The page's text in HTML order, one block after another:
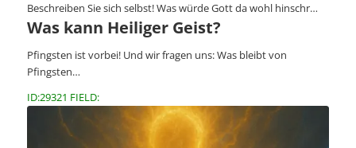
Beschreiben Sie sich selbst! Was würde Gott da wohl hinschr…
Was kann Heiliger Geist?
Pfingsten ist vorbei! Und wir fragen uns: Was bleibt von
Pfingsten…
ID:29321 FIELD: